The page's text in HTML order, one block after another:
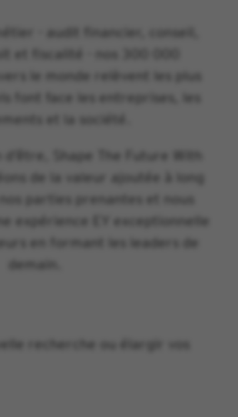
- audit financier, conseil,
et fiscalité - nos 300 000
le monde relèvent les plus
font face les entreprises, les
et la société.
Shape The Future With
de la valeur ajoutée à long
parties prenantes et nous
expérience EY exceptionnelle
en formant les leaders de
demain.
recherche ou élargir vos